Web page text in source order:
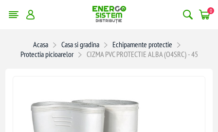
0
Acasa Casa si gradina
Echipamente protectie
Protectia picioarelor
CIZMA PVC PROTECTIE ALBA (O4SRC) - 45